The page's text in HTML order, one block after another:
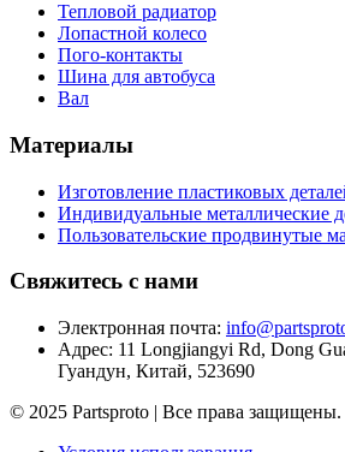
Тепловой радиатор
Лопастной колесо
Пого-контакты
Шина для автобуса
Вал
Материалы
Изготовление пластиковых
Индивидуальные металлические
Пользовательские продвинутые
Свяжитесь с нами
Электронная почта:
Адрес: 11 Longjiangyi Rd, Dong
Гуандун, Китай, 523690
© 2025 Partsproto | Все права защищены.